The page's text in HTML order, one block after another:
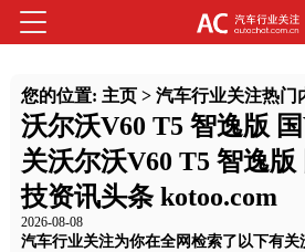
您的位置: 主页> 汽车行业关注热门
沃尔沃V60 T5 智逸版
关沃尔沃V60 T5 智逸
技资讯头条 kotoo.com
2026-08-08
汽车行业关注为你在全网检索了以下有关